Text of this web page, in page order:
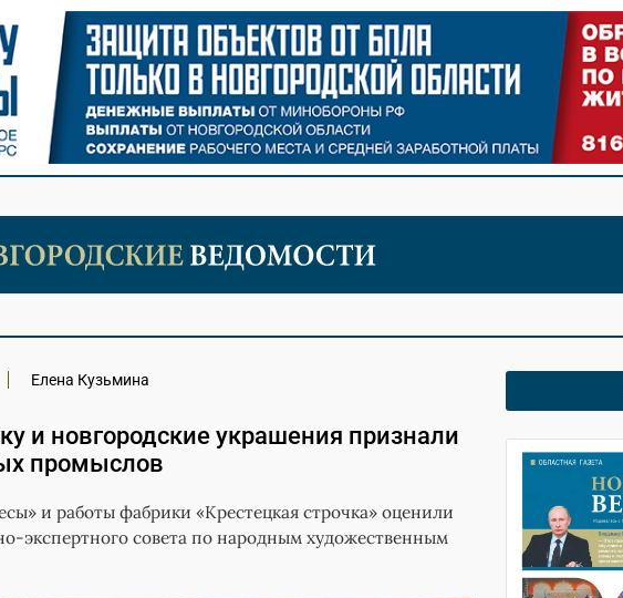
Елена Кузьмина
и новгородские украшения признали
промыслов
и работы фабрики «Крестецкая строчка» оценили
экспертного совета по народным художественным